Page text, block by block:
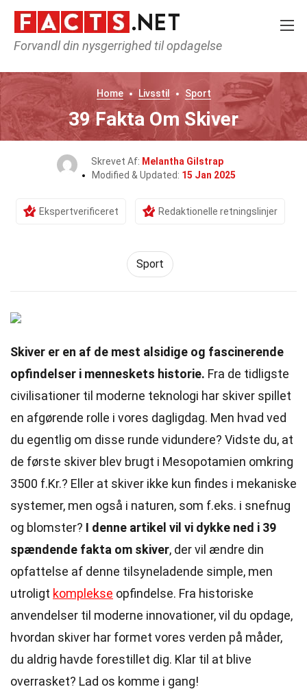
Forvandl din nysgerrighed til opdagelse
Home Livsstil Sport
39 Fakta Om Skiver
Skrevet Af: Melantha Gilstrap
Modified & Updated: 15 Jan 2025
Ekspertverificeret Redaktionelle retningslinjer
Sport
Skiver er en af de mest alsidige og fascinerende
opfindelser i menneskets historie. Fra de tidligste
civilisationer til moderne teknologi har skiver spillet
en afgørende rolle i vores dagligdag. Men hvad ved
du egentlig om disse runde vidundere? Vidste du, at
de første skiver blev brugt i Mesopotamien omkring
3500 f.Kr.? Eller at skiver ikke kun findes i mekaniske
systemer, men også i naturen, som f.eks. i snefnug
og blomster? I denne artikel vil vi dykke ned i 39
spændende fakta om skiver, der vil ændre din
opfattelse af denne tilsyneladende simple, men
utroligt komplekse opfindelse. Fra historiske
anvendelser til moderne innovationer, vil du opdage,
hvordan skiver har formet vores verden på måder,
du aldrig havde forestillet dig. Klar til at blive
overrasket? Lad os komme i gang!